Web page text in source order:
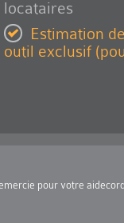
locataires
Estimation
outil exclusif
pour votre